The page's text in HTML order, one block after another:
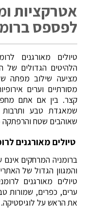
אטרקציות
לפספס
טיולים מאורגנים
הלהיטים הגדולים של
מציעה שילוב מפתה
מסורתיים וערים
קצר. בין אם אתם
שמאגדת טבע ותרבות
שאוהבים שטח
טיולים מאורגנים
ברומניה המרחקים
והמגוון הגדול של
טיולים מאורגנים
ערים, כפרים, שמורות
את הראש על לוגיסטיקה.